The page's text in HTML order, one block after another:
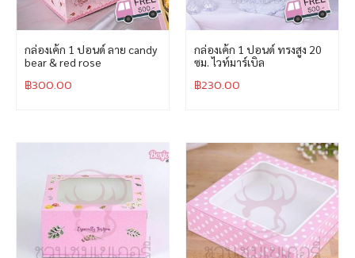
กล่องเค้ก 1 ปอนด์ ลาย candy
bear & red rose
฿300.00
กล่องเค้ก 1 ปอนด์ ทรงสูง 20
ซม. ไวท์มาร์เบิล
฿230.00